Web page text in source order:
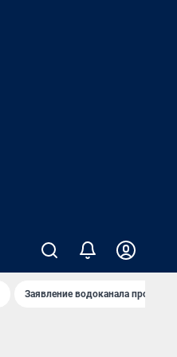
Заявление водоканала про